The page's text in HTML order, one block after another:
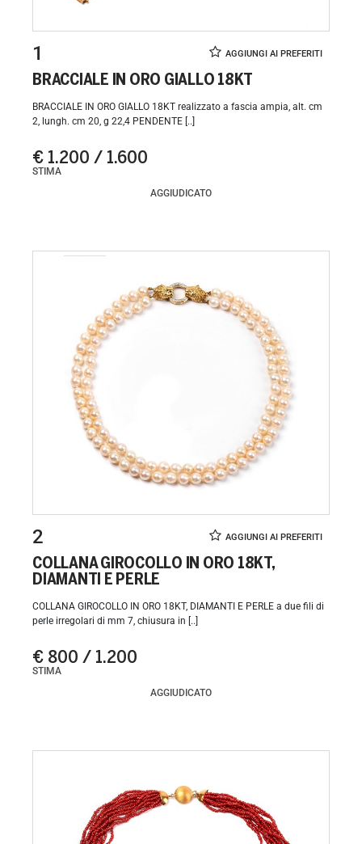
1
BRACCIALE IN ORO GIALLO 18KT
BRACCIALE IN ORO GIALLO 18KT realizzato a fascia ampia, alt. cm
2, lungh. cm 20, g 22,4 PENDENTE [..]
€ 1.200 / 1.600
STIMA
AGGIUDICATO
2
COLLANA GIROCOLLO IN ORO 18KT,
DIAMANTI E PERLE
COLLANA GIROCOLLO IN ORO 18KT, DIAMANTI E PERLE a due fili di
perle irregolari di mm 7, chiusura in [..]
€ 800 / 1.200
STIMA
AGGIUDICATO